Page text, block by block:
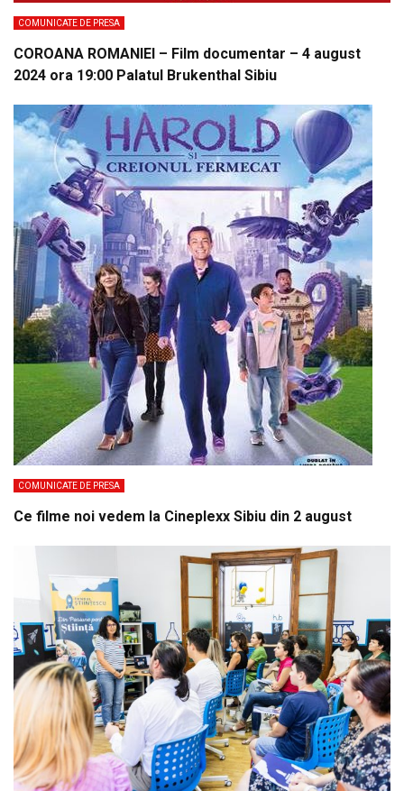
COMUNICATE DE PRESA
COROANA ROMANIEI – Film documentar – 4 august
2024 ora 19:00 Palatul Brukenthal Sibiu
COMUNICATE DE PRESA
Ce filme noi vedem la Cineplexx Sibiu din 2 august